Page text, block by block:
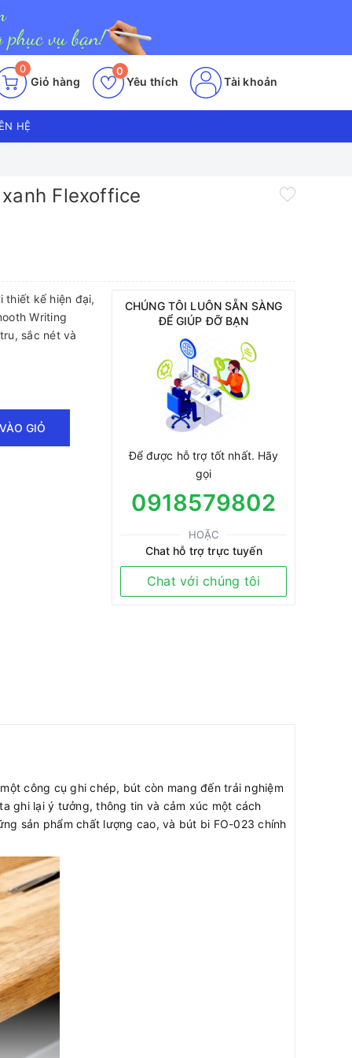
0
Giỏ hàng Yêu thích
0
Tài khoản
HỆ
Flexoffice
thiết kế hiện đại,
Writing
sắc nét và
GIỎ
CHÚNG TÔI LUÔN SẴN SÀNG
ĐỂ GIÚP ĐỠ BẠN
Để được hỗ trợ tốt nhất. Hãy
gọi
0918579802
HOẶC
Chat hỗ trợ trực tuyến
Chat với chúng tôi
công cụ ghi chép, bút còn mang đến trải nghiệm
ghi lại ý tưởng, thông tin và cảm xúc một cách
sản phẩm chất lượng cao, và bút bi FO-023 chính